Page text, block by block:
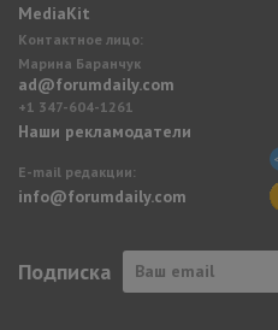
MediaKit
Контактное лицо:
Марина Баранчук
ad@forumdaily.com
+1 347-604-1261
Наши рекламодатели
E-mail редакции:
info@forumdaily.com
Подписка